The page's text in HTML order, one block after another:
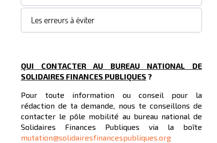
Les erreurs à éviter
QUI CONTACTER AU BUREAU NATIONAL DE
SOLIDAIRES FINANCES PUBLIQUES ?
Pour toute information ou conseil pour la
rédaction de ta demande, nous te conseillons de
contacter le pôle mobilité au bureau national de
Solidaires Finances Publiques via la boîte
mutation@solidairesfinancespubliques.org